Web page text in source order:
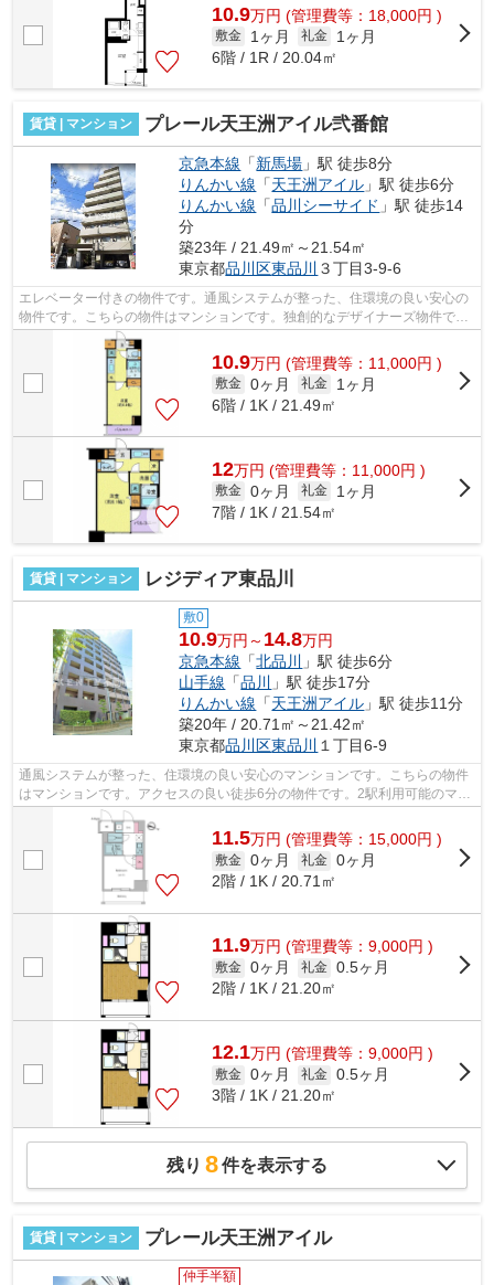
10.9万円 (管理費等：18,000円 )
敷金 1ヶ月 礼金
1ヶ月
6階 / 1R / 20.04㎡
賃貸 | マンション プレール天王洲アイル弐番館
京急本線 「新馬場 」駅 徒歩8分
りんかい線 「天王洲アイル 」駅 徒歩6分
りんかい線 「品川シーサイド 」駅 徒歩14
分
築23年 / 21.49㎡～21.54㎡
東京都品川区東品川 ３丁目3-9-6
エレベーター付きの物件です。通風システムが整った、住環境の良い安心の
物件です。こちらの物件はマンションです。独創的なデザイナーズ物件で、
ご好評いただいています。利便性の高...
10.9万円 (管理費等：11,000円 )
敷金 0ヶ月 礼金
1ヶ月
6階 / 1K / 21.49㎡
12万円 (管理費等：11,000円 )
敷金 0ヶ月 礼金
1ヶ月
7階 / 1K / 21.54㎡
賃貸 | マンション レジディア東品川
敷0
10.9万円～ 14.8万円
京急本線 「北品川
」駅 徒歩6分
山手線 「品川
」駅 徒歩17分
りんかい線 「天王洲アイル 」駅 徒歩11分
築20年 / 20.71㎡～21.42㎡
東京都品川区東品川 １丁目6-9
通風システムが整った、住環境の良い安心のマンションです。こちらの物件
はマンションです。アクセスの良い徒歩6分の物件です。2駅利用可能のマン
ションです。外壁にはタイルが張られ...
11.5万円 (管理費等：15,000円 )
敷金 0ヶ月 礼金 0ヶ月
2階 / 1K / 20.71㎡
11.9万円 (管理費等：9,000円 )
敷金 0ヶ月 礼金 0.5ヶ月
2階 / 1K / 21.20㎡
12.1万円 (管理費等：9,000円 )
敷金 0ヶ月 礼金 0.5ヶ月
3階 / 1K / 21.20㎡
残り 8件を表示する
賃貸 | マンション プレール天王洲アイル
仲手半額